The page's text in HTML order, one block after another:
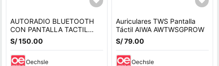
AUTORADIO BLUETOOTH
CON PANTALLA TACTIL
MAS CAMARA DE
RETROCESO
S/ 150.00
Oechsle
Auriculares TWS Pantalla
Táctil AIWA AWTWSGPROW
S/ 79.00
Oechsle